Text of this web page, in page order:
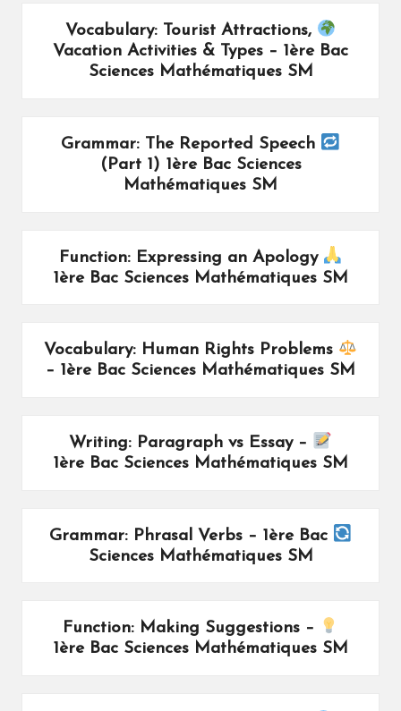
Vocabulary: Tourist Attractions,
Vacation Activities & Types – 1ère Bac
Sciences Mathématiques SM
Grammar: The Reported Speech
(Part 1) 1ère Bac Sciences
Mathématiques SM
Function: Expressing an Apology
1ère Bac Sciences Mathématiques SM
Vocabulary: Human Rights Problems
– 1ère Bac Sciences Mathématiques SM
Writing: Paragraph vs Essay –
1ère Bac Sciences Mathématiques SM
Grammar: Phrasal Verbs – 1ère Bac
Sciences Mathématiques SM
Function: Making Suggestions –
1ère Bac Sciences Mathématiques SM